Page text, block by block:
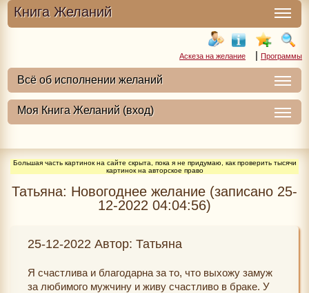
Книга Желаний
Аскеза на желание | Программы
Большая часть картинок на сайте скрыта, пока я не придумаю, как проверить тысячи
картинок на авторское право
Татьяна: Новогоднее желание (записано 25-
12-2022 04:04:56)
25-12-2022 Автор: Татьяна
Я счастлива и благодарна за то, что выхожу замуж
за любимого мужчину и живу счастливо в браке. У